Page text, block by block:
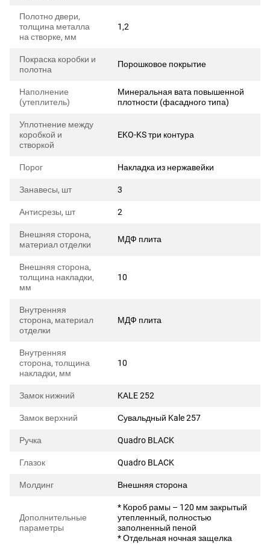
Полотно двери,
толщина металла
на створке, мм
1,2
Покраска коробки и
полотна
Порошковое покрытие
Наполнение
(утеплитель)
Минеральная вата повышенной
плотности (фасадного типа)
Уплотнение между
коробкой и
створкой
EKO-KS три контура
Порог Накладка из нержавейки
Занавесы, шт 3
Антисрезы, шт 2
Внешняя сторона,
материал отделки
МДФ плита
Внешняя сторона,
толщина накладки,
мм
10
Внутренняя
сторона, материал
отделки
МДФ плита
Внутренняя
сторона, толщина
накладки, мм
10
Замок нижний KALE 252
Замок верхний Сувальдный Kale 257
Ручка Quadro BLACK
Глазок Quadro BLACK
Молдинг Внешняя сторона
Дополнительные
параметры
* Короб рамы – 120 мм закрытый
утепленный, полностью
заполненный пеной
* Отдельная ночная защелка